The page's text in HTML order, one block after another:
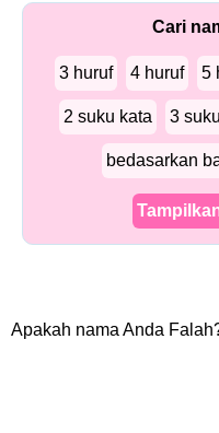
Cari
3 huruf 4 huruf 5
2 suku kata 3
bedasarkan
Apakah nama Anda